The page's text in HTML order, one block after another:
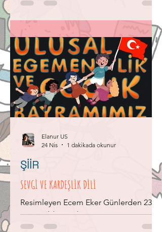
müzikle nasıl betimlendiğini anlatmak
Fransız besteci, müzik eleştirmeni ve
öğretmendir. 19. yüzyılın sonu ile 20.
yüzyılın başında yaşamış olan Dukas,
özellikle titiz ve mükemmeliyetçi
kişiliğiyle tanınır. Bestelediği eserlerin
çoğunu yayımlamadan önce yok ettiği
söylenir. Bu nedenle günümüze ulaşan
SEVGİ VE KARDEŞLİK DİLİ
Resimleyen Ecem Eker Günlerden 23
Nisan olduğunda, Çağıracağım tüm
çocukları, oyunlar oynamaya. Okullar o
ŞİİR
Elanur US
24 Nis
1 dakikada okunur